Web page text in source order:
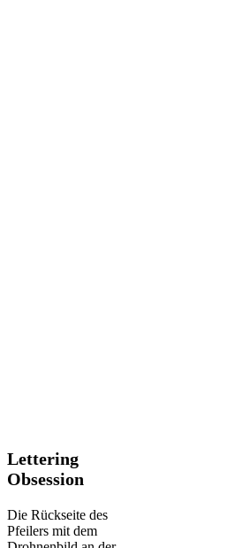
Lettering
Obsession
Lettering
Obsession
Die Rückseite des
Pfeilers mit dem